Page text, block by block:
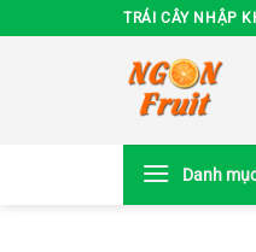
đến
TRÁI CÂY NHẬP
Danh